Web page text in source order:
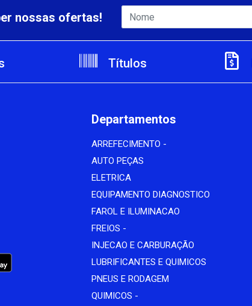
nossas ofertas!
Títulos
Departamentos
ARREFECIMENTO -
AUTO PEÇAS
ELETRICA
EQUIPAMENTO DIAGNOSTICO
FAROL E ILUMINACAO
FREIOS -
INJECAO E CARBURAÇÃO
LUBRIFICANTES E QUIMICOS
PNEUS E RODAGEM
QUIMICOS -